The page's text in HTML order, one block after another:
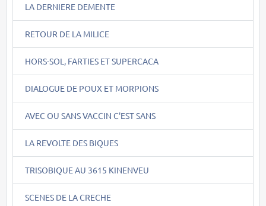
LA DERNIERE DEMENTE
RETOUR DE LA MILICE
HORS-SOL, FARTIES ET SUPERCACA
DIALOGUE DE POUX ET MORPIONS
AVEC OU SANS VACCIN C'EST SANS
LA REVOLTE DES BIQUES
TRISOBIQUE AU 3615 KINENVEU
SCENES DE LA CRECHE